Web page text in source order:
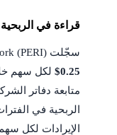
قراءة في الربحية
سجّلت Perion Network (PERI) خسارة مخفّفة قدرها
$0.25لكل سهم
متابعة دفاتر
الربحية في
الإيرادات لكل